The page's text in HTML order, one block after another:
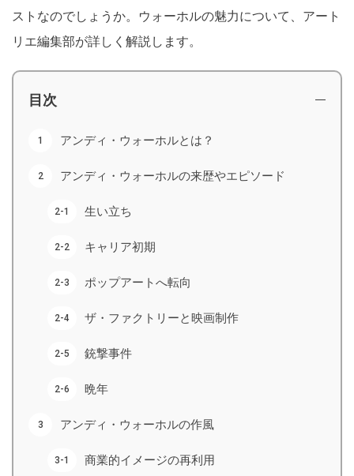
ストなのでしょうか。ウォーホルの魅力について、アート
リエ編集部が詳しく解説します。
目次
アンディ・ウォーホルとは？
アンディ・ウォーホルの来歴やエピソード
生い立ち
キャリア初期
ポップアートへ転向
ザ・ファクトリーと映画制作
銃撃事件
晩年
アンディ・ウォーホルの作風
商業的イメージの再利用